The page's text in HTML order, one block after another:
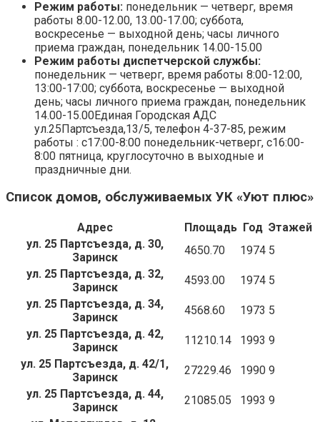
Режим работы: понедельник — четверг, время
работы 8.00-12.00, 13.00-17.00; суббота,
воскресенье — выходной день; часы личного
приема граждан, понедельник 14.00-15.00
Режим работы диспетчерской службы:
понедельник — четверг, время работы 8:00-12:00,
13:00-17:00; суббота, воскресенье — выходной
день; часы личного приема граждан, понедельник
14.00-15.00Единая Городская АДС
ул.25Партсъезда,13/5, телефон 4-37-85, режим
работы : с17:00-8:00 понедельник-четверг, с16:00-
8:00 пятница, круглосуточно в выходные и
праздничные дни.
Список домов, обслуживаемых УК «Уют плюс»
Адрес Площадь Год Этажей
ул. 25 Партсъезда, д. 30,
Заринск
4650.70 1974 5
ул. 25 Партсъезда, д. 32,
Заринск
4593.00 1974 5
ул. 25 Партсъезда, д. 34,
Заринск
4568.60 1973 5
ул. 25 Партсъезда, д. 42,
Заринск
11210.14 1993 9
ул. 25 Партсъезда, д. 42/1,
Заринск
27229.46 1990 9
ул. 25 Партсъезда, д. 44,
Заринск
21085.05 1993 9